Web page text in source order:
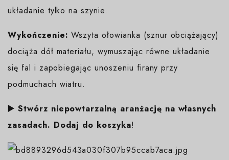
układanie tylko na szynie.
Wykończenie: Wszyta ołowianka (sznur obciążający)
dociąża dół materiału, wymuszając równe układanie
się fal i zapobiegając unoszeniu firany przy
podmuchach wiatru.
▶️ Stwórz niepowtarzalną aranżację na własnych
zasadach. Dodaj do koszyka!